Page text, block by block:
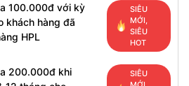
100.000đ với kỳ
khách hàng đã
HPL
SIÊU
MỚI,
SIÊU
HOT
200.000đ khi
SIÊU